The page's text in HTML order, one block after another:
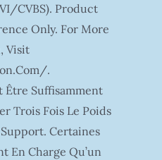
CVBS). Product
Only. For More
Visit
.
Suffisamment
Trois Fois Le Poids
Certaines
En Charge Qu’un